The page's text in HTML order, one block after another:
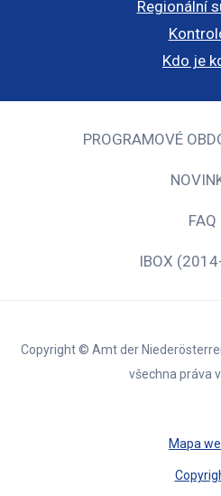
Regionální
Kdo je
PROGRAMOVÉ
FAQ
IBOX
Copyright © Amt der
všechna práva
Mapa